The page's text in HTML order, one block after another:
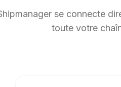
se connecte
toute votre